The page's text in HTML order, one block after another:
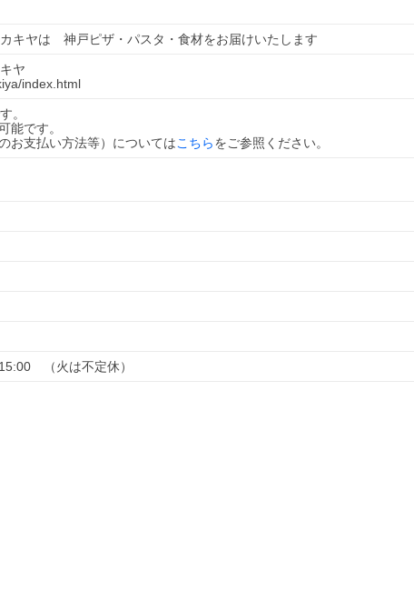
キヤは　神戸ピザ・パスタ・食材をお届けいたします
ヤ
index.html
。
能です。
お支払い方法等）についてはこちらをご参照ください。
　（火は不定休）